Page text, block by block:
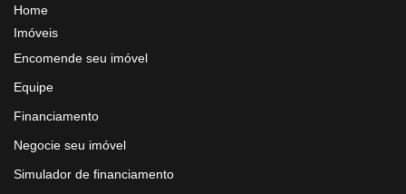
Home
Imóveis
Encomende seu imóvel
Equipe
Financiamento
Negocie seu imóvel
Simulador de financiamento